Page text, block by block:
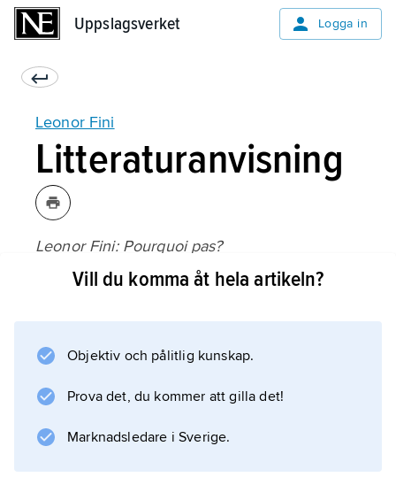
Uppslagsverket Logga in
Leonor Fini
Litteraturanvisning
Leonor Fini: Pourquoi pas?
, utställningskatalog, Bildmuseet (2014);
Information om artikeln
Vill du komma åt hela artikeln?
Objektiv och pålitlig kunskap.
Prova det, du kommer att gilla det!
Marknadsledare i Sverige.